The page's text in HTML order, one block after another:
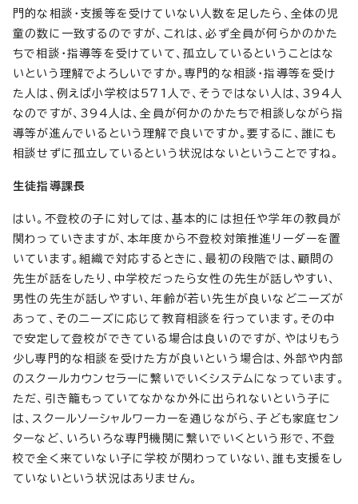
門的な相談・支援等を受けていない人数を足したら、全体の児
童の数に一致するのですが、これは、必ず全員が何らかのかた
ちで相談・指導等を受けていて、孤立しているということはな
いという理解でよろしいですか。専門的な相談・指導等を受け
た人は、例えば小学校は571人で、そうではない人は、394人
なのですが、394人は、全員が何かのかたちで相談しながら指
導等が進んでいるという理解で良いですか。要するに、誰にも
相談せずに孤立しているという状況はないということですね。
生徒指導課長
はい。不登校の子に対しては、基本的には担任や学年の教員が
関わっていきますが、本年度から不登校対策推進リーダーを置
いています。組織で対応するときに、最初の段階では、顧問の
先生が話をしたり、中学校だったら女性の先生が話しやすい、
男性の先生が話しやすい、年齢が若い先生が良いなどニーズが
あって、そのニーズに応じて教育相談を行っています。その中
で安定して登校ができている場合は良いのですが、やはりもう
少し専門的な相談を受けた方が良いという場合は、外部や内部
のスクールカウンセラーに繋いでいくシステムになっています。
ただ、引き籠もっていてなかなか外に出られないという子に
は、スクールソーシャルワーカーを通じながら、子ども家庭セン
ターなど、いろいろな専門機関に繋いでいくという形で、不登
校で全く来ていない子に学校が関わっていない、誰も支援をし
ていないという状況はありません。